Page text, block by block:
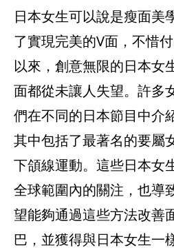
日本女生可以說是瘦面美
了實現完美的V面，不惜
以來，創意無限的日本女
面都從未讓人失望。許多
們在不同的日本節目中介
其中包括了最著名的要屬
下頜線運動。這些日本女
全球範圍內的關注，也導
望能夠通過這些方法改善
巴，並獲得與日本女生一